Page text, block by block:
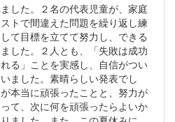
した。２名の代表児童が、家庭
トで間違えた問題を繰り返し練
て目標を立てて努力し、できる
した。２人とも、「失敗は成功
る」ことを実感し、自信がつい
ました。素晴らしい発表でし
本当に頑張ったことと、努力が
て、次に何を頑張ったらよいか